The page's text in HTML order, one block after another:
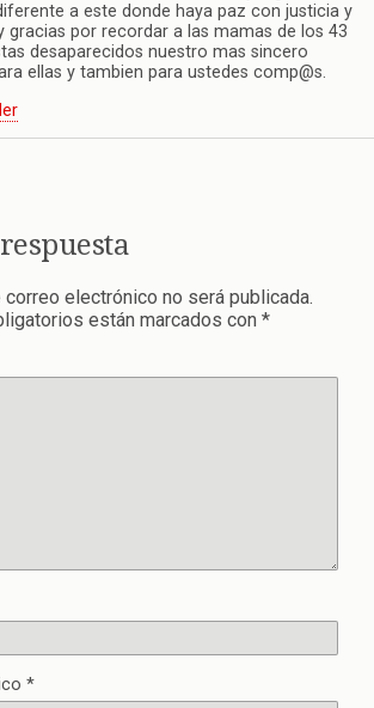
a este donde haya paz con justicia y
gracias por recordar a las mamas de los 43
desaparecidos nuestro mas sincero
ellas y tambien para ustedes comp@s.
correo electrónico no será publicada.
están marcados con *
*